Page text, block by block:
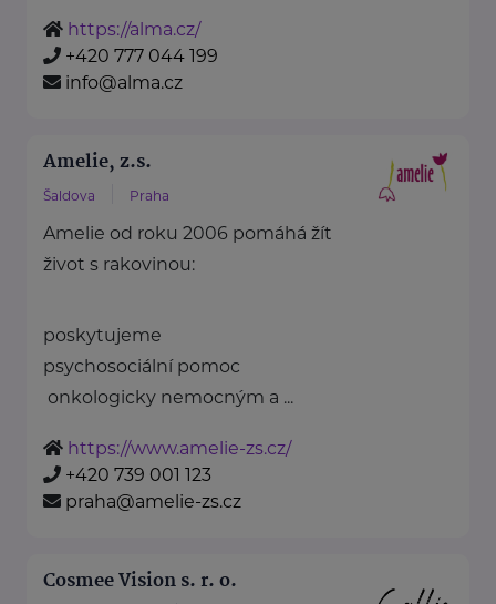
https://alma.cz/
+420 777 044 199
info@alma.cz
Amelie, z.s.
Šaldova Praha
Amelie od roku 2006 pomáhá žít
život s rakovinou:
poskytujeme
psychosociální pomoc
onkologicky nemocným a ...
https://www.amelie-zs.cz/
+420 739 001 123
praha@amelie-zs.cz
Cosmee Vision s. r. o.